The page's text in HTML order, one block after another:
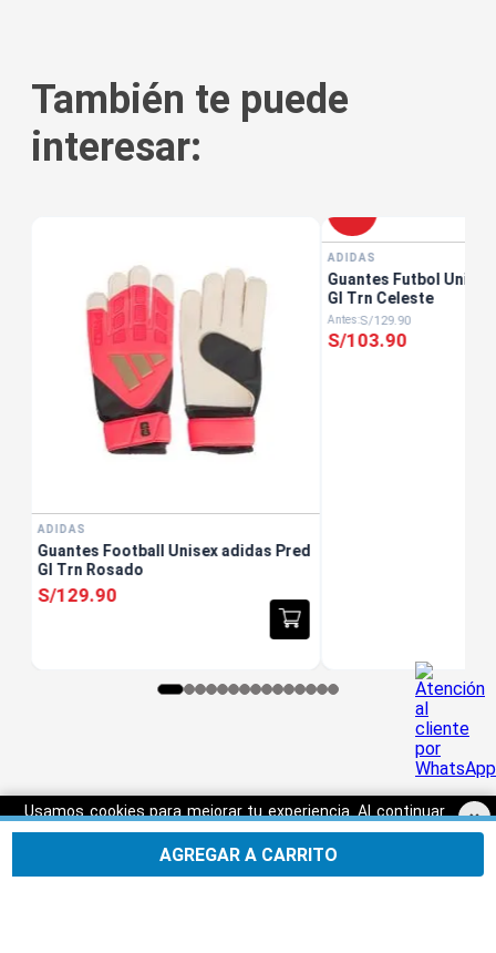
Usamos cookies para mejorar tu experiencia. Al continuar
navegando, aceptas nuestraPolítica de privacidad.
Aceptar
×
AGREGAR A CARRITO
También te puede
interesar:
ADIDAS
Guantes Football Unisex adidas Pred
Gl Trn Rosado
S/129.90
ADIDAS
Guantes Futbol
Gl Trn Celeste
S/129.90
S/103.90